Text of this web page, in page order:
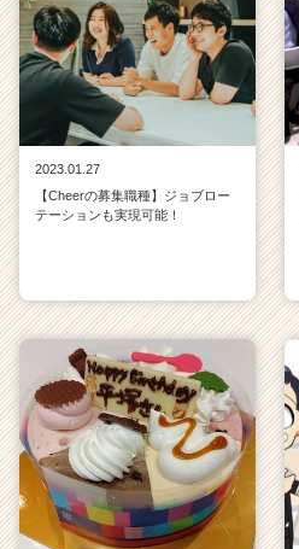
2023.01.27
【Cheerの募集職種】ジョブロー
テーションも実現可能！